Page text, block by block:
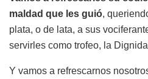
maldad que les guió,
plata, o de lata, a sus
servirles como trofeo, la
Y vamos a refrescarnos